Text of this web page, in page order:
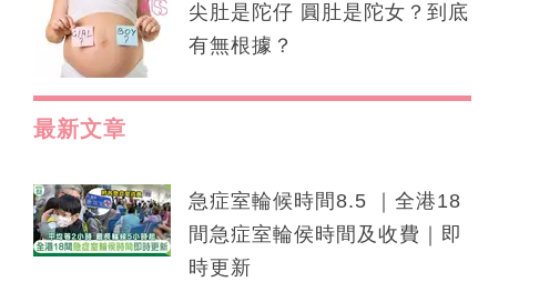
尖肚是陀仔 圓肚是陀女？到底
有無根據？
最新文章
急症室輪候時間8.5 ｜全港18
間急症室輪侯時間及收費｜即
時更新